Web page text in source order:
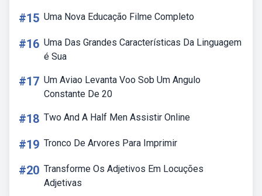
#15 Uma Nova Educação Filme Completo
#16 Uma Das Grandes Características Da Linguagem
é Sua
#17 Um Aviao Levanta Voo Sob Um Angulo
Constante De 20
#18 Two And A Half Men Assistir Online
#19 Tronco De Arvores Para Imprimir
#20 Transforme Os Adjetivos Em Locuções
Adjetivas